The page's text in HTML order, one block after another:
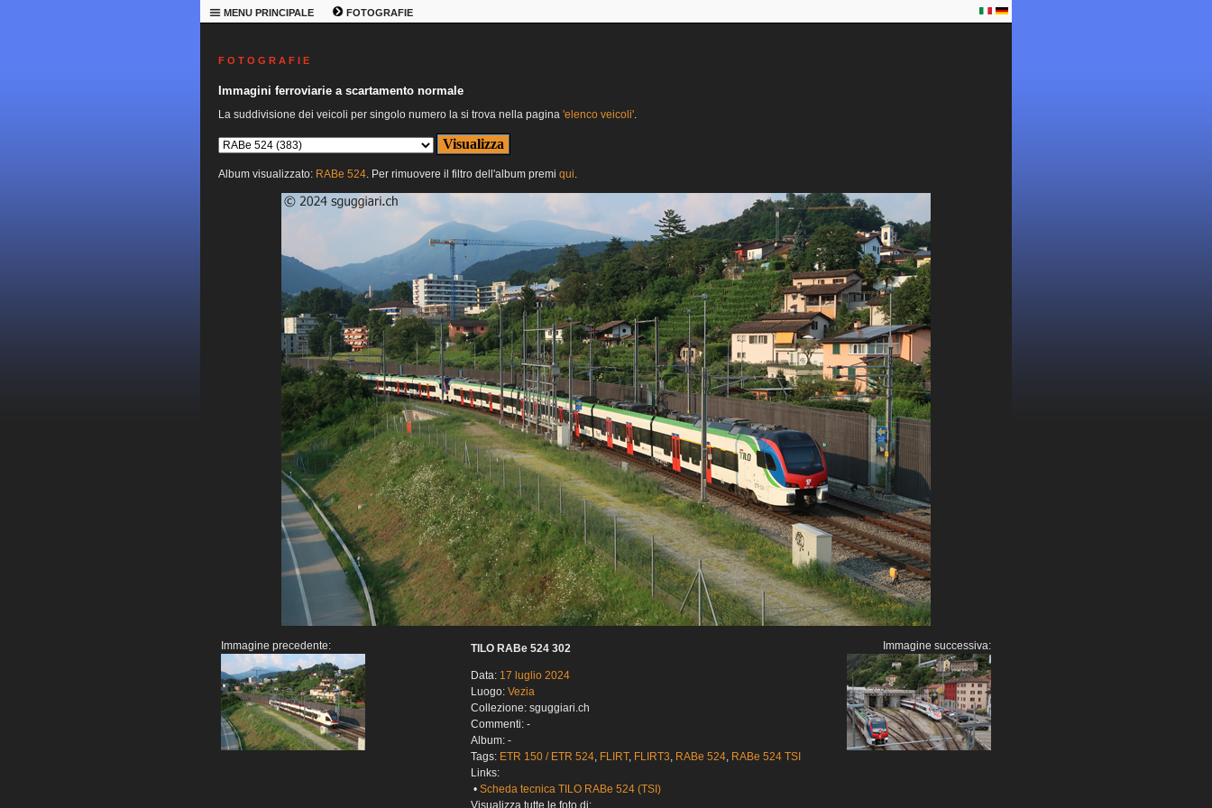
MENU PRINCIPALE FOTOGRAFIE
F O T O G R A F I E
Immagini ferroviarie a scartamento normale
La suddivisione dei veicoli per singolo numero la si trova nella pagina 'elenco veicoli'.
Album visualizzato: RABe 524. Per rimuovere il filtro dell'album premi qui.
Immagine precedente: TILO RABe 524 302
Data: 17 luglio 2024
Luogo: Vezia
Collezione: sguggiari.ch
Commenti: -
Album: -
Tags: ETR 150 / ETR 524, FLIRT, FLIRT3, RABe 524, RABe 524 TSI
Links:
• Scheda tecnica TILO RABe 524 (TSI)
Immagine successiva: